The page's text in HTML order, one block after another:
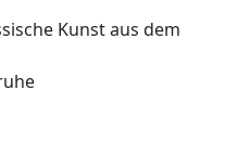
Kunst aus dem